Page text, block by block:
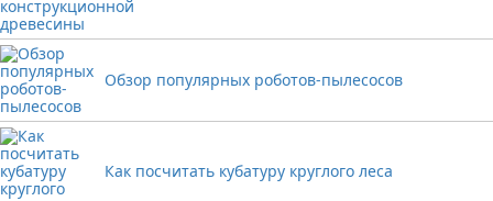
Обзор популярных роботов-пылесосов
Как посчитать кубатуру круглого леса